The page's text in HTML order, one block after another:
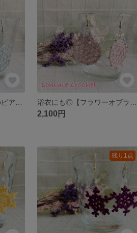
2,100円
残り1点